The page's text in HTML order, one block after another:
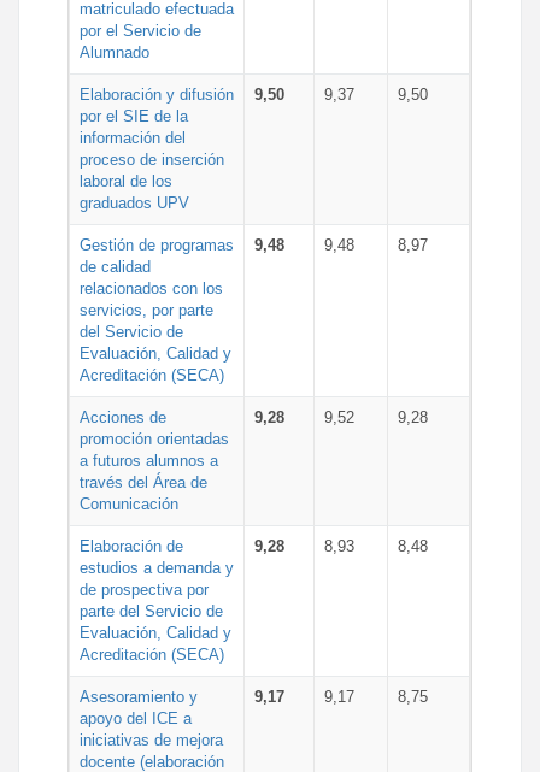
matriculado efectuada
por el Servicio de
Alumnado
Elaboración y difusión
por el SIE de la
información del
proceso de inserción
laboral de los
graduados UPV
9,50 9,37 9,50
Gestión de programas
de calidad
relacionados con los
servicios, por parte
del Servicio de
Evaluación, Calidad y
Acreditación (SECA)
9,48 9,48 8,97
Acciones de
promoción orientadas
a futuros alumnos a
través del Área de
Comunicación
9,28 9,52 9,28
Elaboración de
estudios a demanda y
de prospectiva por
parte del Servicio de
Evaluación, Calidad y
Acreditación (SECA)
9,28 8,93 8,48
Asesoramiento y
apoyo del ICE a
iniciativas de mejora
docente (elaboración
9,17 9,17 8,75